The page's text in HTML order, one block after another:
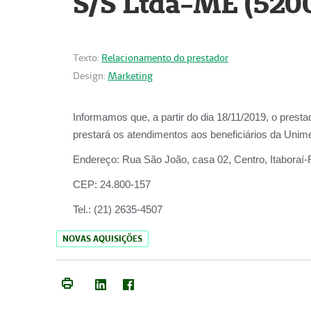
Texto: Relacionamento do prestador
Design: Marketing
Informamos que, a partir do dia 18/11/2019, o
prestará os atendimentos aos beneficiários da
Endereço: Rua São João, casa 02, Centro, Itaboraí-
CEP: 24.800-157
Tel.: (21) 2635-4507
NOVAS AQUISIÇÕES